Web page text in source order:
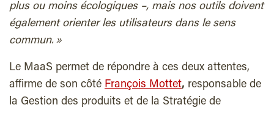
plus ou moins écologiques –, mais nos outils doivent
également orienter les utilisateurs dans le sens
commun. »
Le MaaS permet de répondre à ces deux attentes,
affirme de son côté François Mottet, responsable de
la Gestion des produits et de la Stratégie de